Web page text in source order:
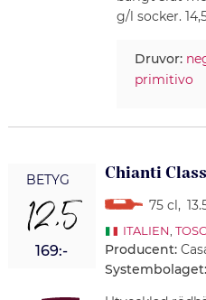
g/l socker.
Druvor:
primitivo
BETYG
12,5
169:-
Chianti
75 cl,
ITALIEN
Producent:
Systembolaget: